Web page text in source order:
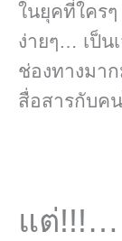
ในยุคที่ใคร
ง่ายๆ… เป็น
ช่องทางมา
สื่อสารกับค
แต่!!!…